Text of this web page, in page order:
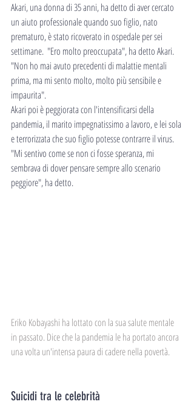
Akari, una donna di 35 anni, ha detto di aver cercato
un aiuto professionale quando suo figlio, nato
prematuro, è stato ricoverato in ospedale per sei
settimane.  "Ero molto preoccupata", ha detto Akari.
"Non ho mai avuto precedenti di malattie mentali
prima, ma mi sento molto, molto più sensibile e
impaurita".
Akari poi è peggiorata con l'intensificarsi della
pandemia, il marito impegnatissimo a lavoro, e lei sola
e terrorizzata che suo figlio potesse contrarre il virus.
"Mi sentivo come se non ci fosse speranza, mi
sembrava di dover pensare sempre allo scenario
peggiore", ha detto.
Eriko Kobayashi ha lottato con la sua salute mentale
in passato. Dice che la pandemia le ha portato ancora
una volta un'intensa paura di cadere nella povertà.
Suicidi tra le celebrità